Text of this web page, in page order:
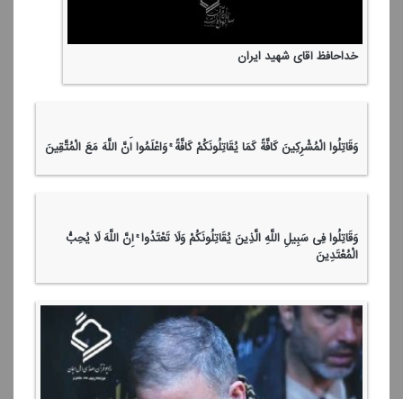
خداحافظ آقای شهید ایران
وَقَاتِلُوا الْمُشْرِكِینَ كَافَّةً كَمَا یُقَاتِلُونَكُمْ كَافَّةً ۚ وَاعْلَمُوا أَنَّ اللَّهَ مَعَ الْمُتَّقِینَ
وَقَاتِلُوا فِی سَبِیلِ اللَّهِ الَّذِینَ یُقَاتِلُونَكُمْ وَلَا تَعْتَدُوا ۚ إِنَّ اللَّهَ لَا یُحِبُّ
الْمُعْتَدِینَ